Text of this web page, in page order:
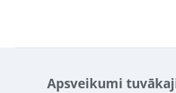
Apsveikumi